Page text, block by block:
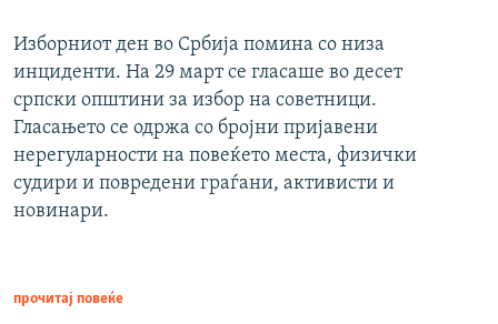
Изборниот ден во Србија помина со низа
инциденти. На 29 март се гласаше во десет
српски општини за избор на советници.
Гласањето се одржа со бројни пријавени
нерегуларности на повеќето места, физички
судири и повредени граѓани, активисти и
новинари.
прочитај повеќе